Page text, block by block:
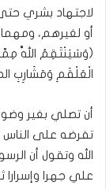
لاجتهاد بشري حتى
أو لغيرهم، ومهما
(وَسَيَنْتَقِمُ اللَّهُ
الْعَلْقَمِ وَمَشَارِبِ
أن تصلي بغير
تفرضه على
الله وتقول أن
علي جهرا وإسرارا